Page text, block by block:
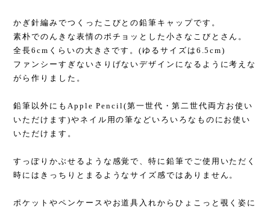
かぎ針編みでつくったこびとの鉛筆キャップです。
素朴でのんきな表情のポチョッとした小さなこびとさん。
全長6cmくらいの大きさです。(ゆるサイズは6.5cm)
ファンシーすぎないさりげないデザインになるように考えな
がら作りました。
鉛筆以外にもApple Pencil(第一世代・第二世代両方お使い
いただけます)やネイル用の筆などいろいろなものにお使い
いただけます。
すっぽりかぶせるような感覚で、特に鉛筆でご使用いただく
時にはきっちりとまるようなサイズ感ではありません。
ポケットやペンケースやお道具入れからひょこっと覗く姿に